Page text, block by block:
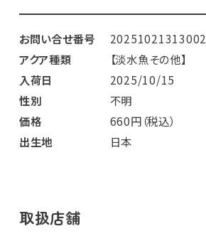
お問い合せ番号
20251021313002
アクア種類
【淡水魚その他】
入荷日
2025/10/15
性別
不明
価格
660円（税込）
出生地
日本
取扱店舗